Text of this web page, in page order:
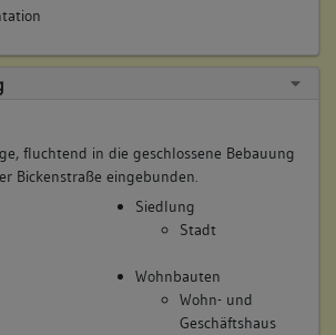
fluchtend in die geschlossene Bebauung
Bickenstraße eingebunden.
Siedlung
Stadt
Wohnbauten
Wohn- und
Geschäftshaus